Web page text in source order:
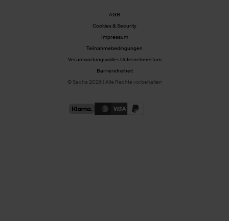
AGB
Cookies & Security
Impressum
Teilnahmebedingungen
Verantwortungsvolles Unternehmertum
Barrierefreiheit
© Sacha 2026 | Alle Rechte vorbehalten